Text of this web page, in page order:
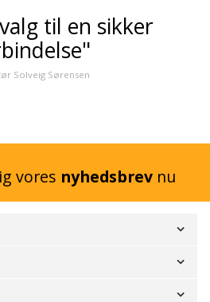
til en sikker
Solveig Sørensen
vores nyhedsbrev nu